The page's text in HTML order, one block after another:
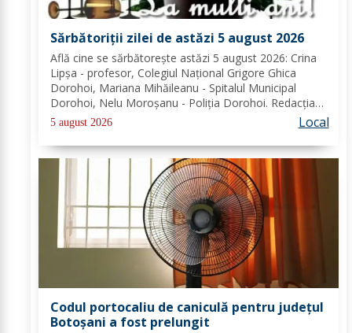
Sărbătoriții zilei de astăzi 5 august 2026
Află cine se sărbătoreşte astăzi 5 august 2026: Crina
Lipșa - profesor, Colegiul Național Grigore Ghica
Dorohoi, Mariana Mihăileanu - Spitalul Municipal
Dorohoi, Nelu Moroșanu - Poliția Dorohoi. Redacția
Dorohoi News urează tuturor La mulți ani!
Completează lista sărbătoriților din Dorohoi, la...
5 august 2026 Local
Codul portocaliu de caniculă pentru județul
Botoșani a fost prelungit